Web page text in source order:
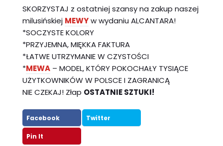
SKORZYSTAJ z ostatniej szansy na zakup naszej
milusińskiej MEWYw wydaniu ALCANTARA!
*SOCZYSTE KOLORY
*PRZYJEMNA, MIĘKKA FAKTURA
*ŁATWE UTRZYMANIE W CZYSTOŚCI
*MEWA– MODEL, KTÓRY POKOCHAŁY TYSIĄCE
UŻYTKOWNIKÓW W POLSCE I ZAGRANICĄ
NIE CZEKAJ! Złap OSTATNIE SZTUKI!
Facebook Twitter
Pin It